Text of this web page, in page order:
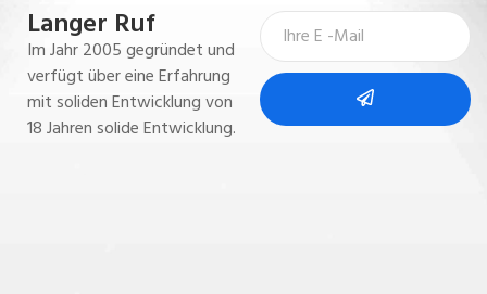
Langer Ruf
Im Jahr 2005 gegründet und
verfügt über eine Erfahrung
mit soliden Entwicklung von
18 Jahren solide Entwicklung.